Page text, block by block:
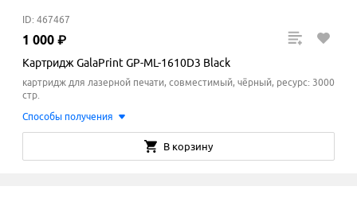
ID: 467467
1 000 ₽
Картридж GalaPrint GP-ML-1610D3 Black
картридж для лазерной печати, совместимый, чёрный, ресурс: 3000
стр.
Способы получения
В корзину